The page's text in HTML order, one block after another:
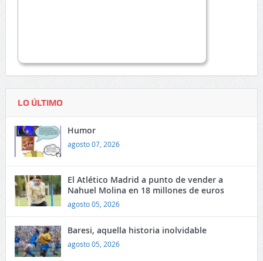
LO ÚLTIMO
Humor
agosto 07, 2026
El Atlético Madrid a punto de vender a
Nahuel Molina en 18 millones de euros
agosto 05, 2026
Baresi, aquella historia inolvidable
agosto 05, 2026